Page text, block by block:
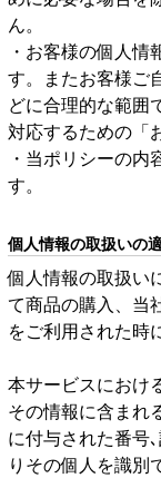
ん。
・お客様の個人情
す。またお客様ご
どに合理的な範囲
対応するための「
・当ポリシーの内
す。
個人情報の取扱いの
個人情報の取扱い
て商品の購入、当
をご利用された時
本サービスにおけ
その情報に含まれ
に付与された番号
りその個人を識別